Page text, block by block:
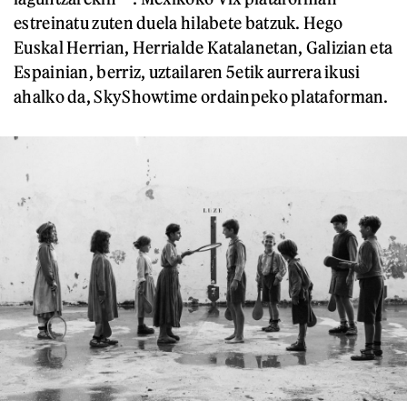
estreinatu zuten duela hilabete batzuk. Hego
Euskal Herrian, Herrialde Katalanetan, Galizian eta
Espainian, berriz, uztailaren 5etik aurrera ikusi
ahalko da, SkyShowtime ordainpeko plataforman.